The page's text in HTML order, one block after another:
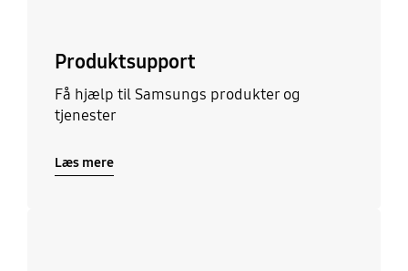
Produktsupport
Få hjælp til Samsungs produkter og
tjenester
Læs mere